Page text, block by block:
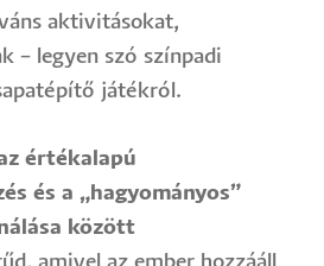
aktivitásokat,
– legyen szó színpadi
játékról.
értékalapú
és a „hagyományos”
között